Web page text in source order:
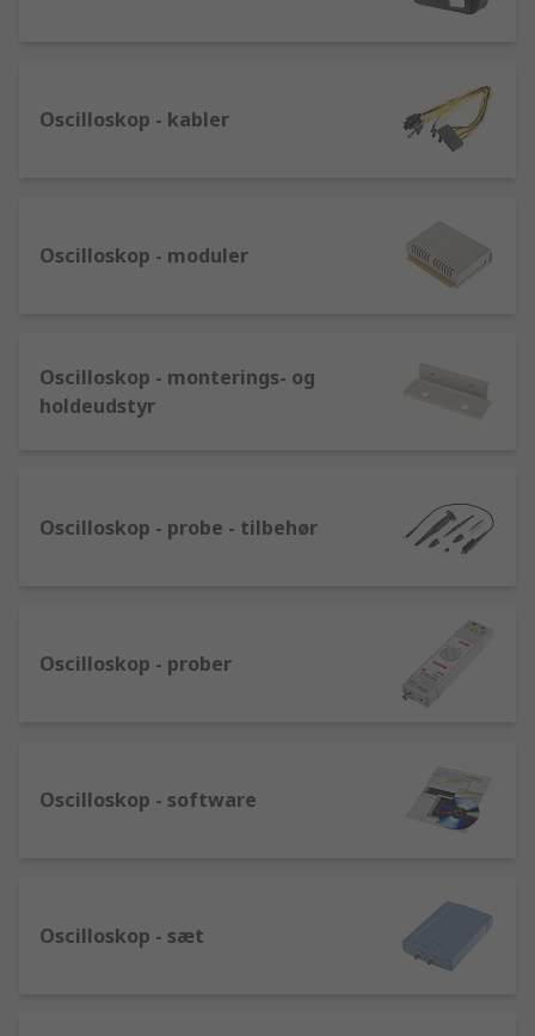
Oscilloskop - kabler
Oscilloskop - moduler
Oscilloskop - monterings- og
holdeudstyr
Oscilloskop - probe - tilbehør
Oscilloskop - prober
Oscilloskop - software
Oscilloskop - sæt